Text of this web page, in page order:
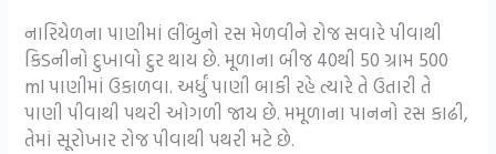
નારિયેળના પાણીમાં લીંબુનો રસ મેળવીને રોજ સવારે પીવાથી
કિડનીનો દુખાવો દુર થાય છે. મૂળાના બીજ 40થી 50 ગ્રામ 500
ml પાણીમાં ઉકાળવા. અર્ધું પાણી બાકી રહે ત્યારે તે ઉતારી તે
પાણી પીવાથી પથરી ઓગળી જાય છે. મમૂળાના પાનનો રસ કાઢી,
તેમાં સૂરોખાર રોજ પીવાથી પથરી મટે છે.